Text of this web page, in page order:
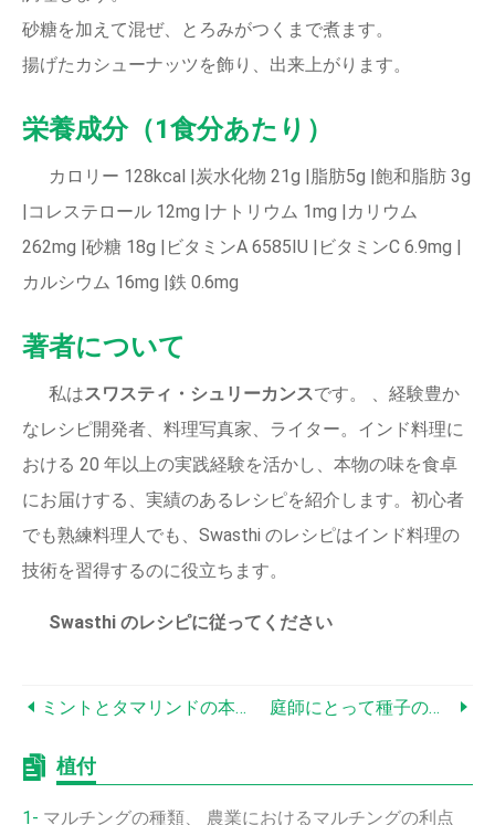
砂糖を加えて混ぜ、とろみがつくまで煮ます。
揚げたカシューナッツを飾り、出来上がります。
栄養成分（1食分あたり）
カロリー 128kcal |炭水化物 21g |脂肪5g |飽和脂肪 3g
|コレステロール 12mg |ナトリウム 1mg |カリウム
262mg |砂糖 18g |ビタミンA 6585IU |ビタミンC 6.9mg |
カルシウム 16mg |鉄 0.6mg
著者について
私はスワスティ・シュリーカンスです。 、経験豊か
なレシピ開発者、料理写真家、ライター。インド料理に
おける 20 年以上の実践経験を活かし、本物の味を食卓
にお届けする、実績のあるレシピを紹介します。初心者
でも熟練料理人でも、Swasthi のレシピはインド料理の
技術を習得するのに役立ちます。
Swasthi のレシピに従ってください
ミントとタマリンドの本格的なビルマかぼちゃカレー – 素早く、ビーガンで、風味豊か 庭師にとって種子の保存がもたらす重要な利点
植付
マルチングの種類、 農業におけるマルチングの利点